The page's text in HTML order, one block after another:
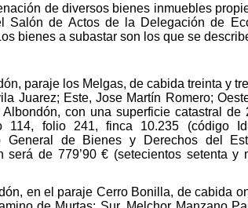
de diversos bienes inmuebles
de Actos de la Delegación de
bienes a subastar son los que se
paraje los Melgas, de cabida treinta y
Juarez; Este, Jose Martín Romero;
con una superficie catastral de
folio 241, finca 10.235 (código
General de Bienes y Derechos del
de 779’90 € (setecientos setenta
en el paraje Cerro Bonilla, de cabida